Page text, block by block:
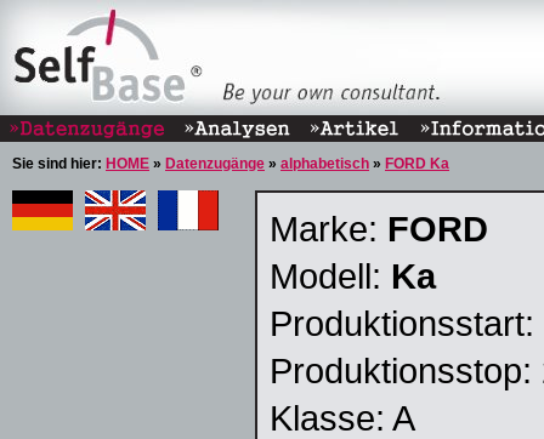
Sie sind hier: HOME » Datenzugänge » alphabetisch » FORD Ka
Marke: FORD
Modell: Ka
Produktionsstart:
Produktionsstop:
Klasse: A